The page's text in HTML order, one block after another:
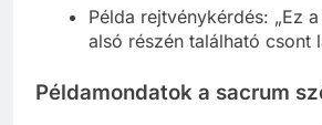
Példa rejtvénykérdés: „Ez
alsó részén található csont
Példamondatok a sacrum